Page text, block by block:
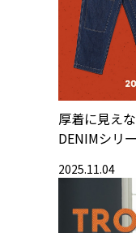
厚着に見え
DENIMシリ
2025.11.04